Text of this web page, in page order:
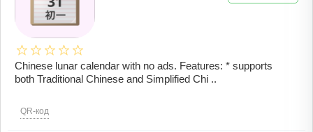
Chinese lunar calendar with no ads. Features: * supports
both Traditional Chinese and Simplified Chi ..
QR-код